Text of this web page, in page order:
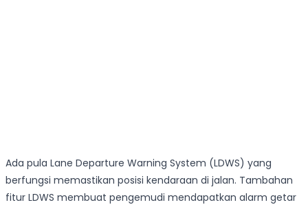
Ada pula Lane Departure Warning System (LDWS) yang
berfungsi memastikan posisi kendaraan di jalan. Tambahan
fitur LDWS membuat pengemudi mendapatkan alarm getar